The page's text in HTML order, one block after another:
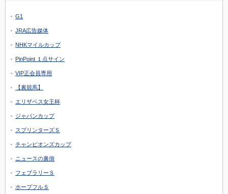
G1
JRA広告媒体
NHKマイルカップ
PinPoint １点サイン
VIP正会員専用
【裏競馬】
エリザベス女王杯
ジャパンカップ
スプリンターズＳ
チャンピオンズカップ
ニュースの裏側
フェブラリーＳ
ホープフルＳ